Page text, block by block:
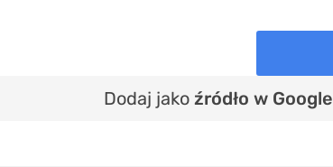
Dodaj jako źródło w Google